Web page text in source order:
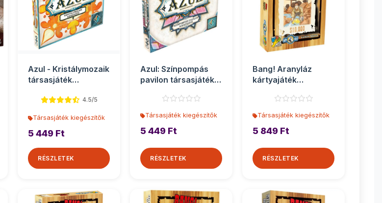
Azul - Kristálymozaik
társasjáték
4.5/5
Társasjáték kiegészítők
5 449 Ft
RÉSZLETEK
Azul: Színpompás
pavilon társasjáték
Társasjáték kiegészítők
5 449 Ft
RÉSZLETEK
Bang! Aranyláz
kártyajáték
Társasjáték kiegészítők
5 849 Ft
RÉSZLETEK